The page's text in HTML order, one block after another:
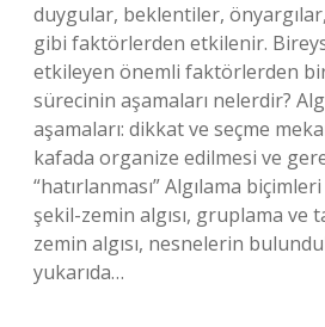
duygular, beklentiler,
gibi faktörlerden etkilenir.
etkileyen önemli faktörlerden
sürecinin aşamaları nelerdir?
aşamaları: dikkat ve seçme
kafada organize edilmesi ve
“hatırlanması” Algılama
şekil-zemin algısı, gruplama ve
zemin algısı, nesnelerin
yukarıda…